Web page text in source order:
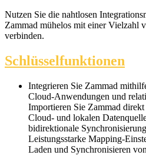
Nutzen Sie die nahtlosen
Zammad mühelos mit einer Vielzahl
verbinden.
Schlüsselfunktionen
Integrieren Sie Zammad
Cloud-Anwendungen und
Importieren Sie Zammad
Cloud- und lokalen
bidirektionale
Leistungsstarke Mapping-
Laden und Synchronisieren